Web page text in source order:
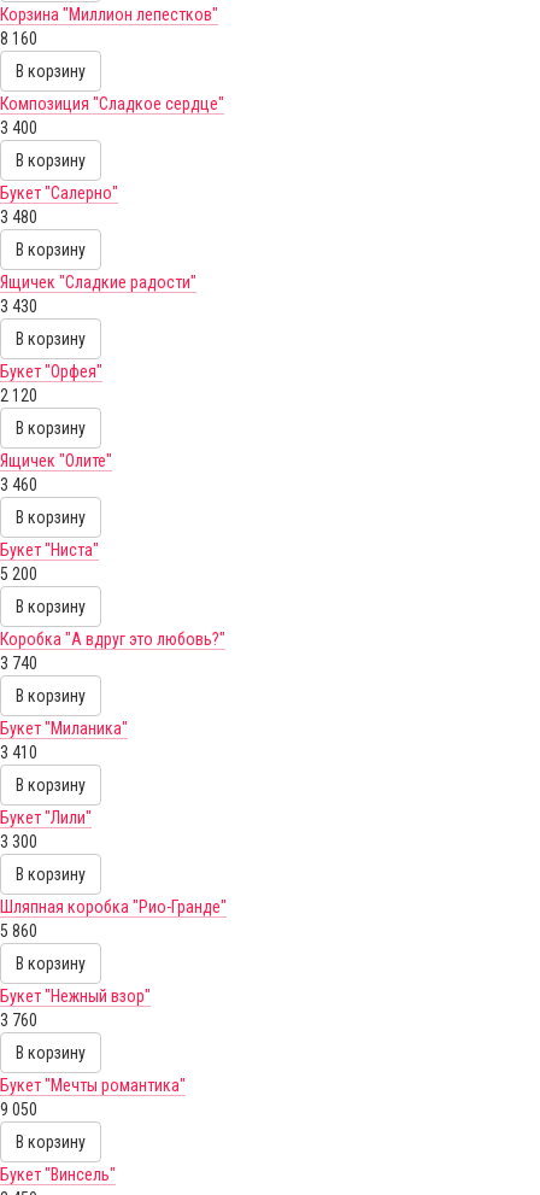
Корзина "Миллион лепестков"
8 160
В корзину
Композиция "Сладкое сердце"
3 400
В корзину
Букет "Салерно"
3 480
В корзину
Ящичек "Сладкие радости"
3 430
В корзину
Букет "Орфея"
2 120
В корзину
Ящичек "Олите"
3 460
В корзину
Букет "Ниста"
5 200
В корзину
Коробка "А вдруг это любовь?"
3 740
В корзину
Букет "Миланика"
3 410
В корзину
Букет "Лили"
3 300
В корзину
Шляпная коробка "Рио-Гранде"
5 860
В корзину
Букет "Нежный взор"
3 760
В корзину
Букет "Мечты романтика"
9 050
В корзину
Букет "Винсель"